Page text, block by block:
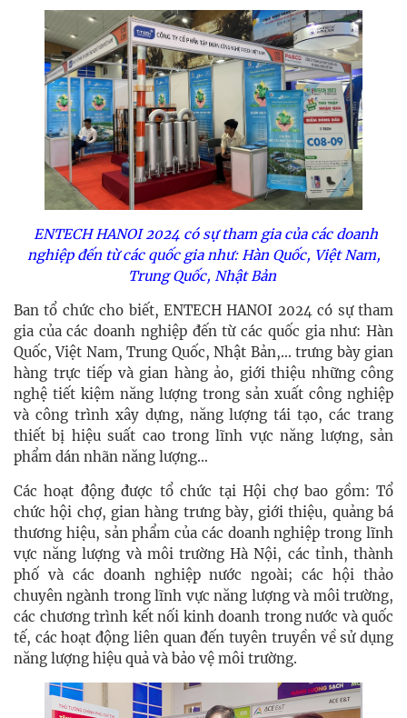
ENTECH HANOI 2024 có sự tham gia của các doanh
nghiệp đến từ các quốc gia như: Hàn Quốc, Việt Nam,
Trung Quốc, Nhật Bản
Ban tổ chức cho biết, ENTECH HANOI 2024 có sự tham
gia của các doanh nghiệp đến từ các quốc gia như: Hàn
Quốc, Việt Nam, Trung Quốc, Nhật Bản,… trưng bày gian
hàng trực tiếp và gian hàng ảo, giới thiệu những công
nghệ tiết kiệm năng lượng trong sản xuất công nghiệp
và công trình xây dựng, năng lượng tái tạo, các trang
thiết bị hiệu suất cao trong lĩnh vực năng lượng, sản
phẩm dán nhãn năng lượng…
Các hoạt động được tổ chức tại Hội chợ bao gồm: Tổ
chức hội chợ, gian hàng trưng bày, giới thiệu, quảng bá
thương hiệu, sản phẩm của các doanh nghiệp trong lĩnh
vực năng lượng và môi trường Hà Nội, các tỉnh, thành
phố và các doanh nghiệp nước ngoài; các hội thảo
chuyên ngành trong lĩnh vực năng lượng và môi trường,
các chương trình kết nối kinh doanh trong nước và quốc
tế, các hoạt động liên quan đến tuyên truyền về sử dụng
năng lượng hiệu quả và bảo vệ môi trường.